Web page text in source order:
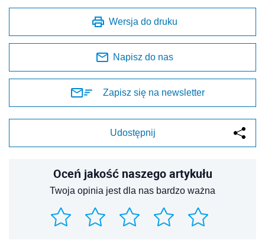
Wersja do druku
Napisz do nas
Zapisz się na newsletter
Udostępnij
Oceń jakość naszego artykułu
Twoja opinia jest dla nas bardzo ważna